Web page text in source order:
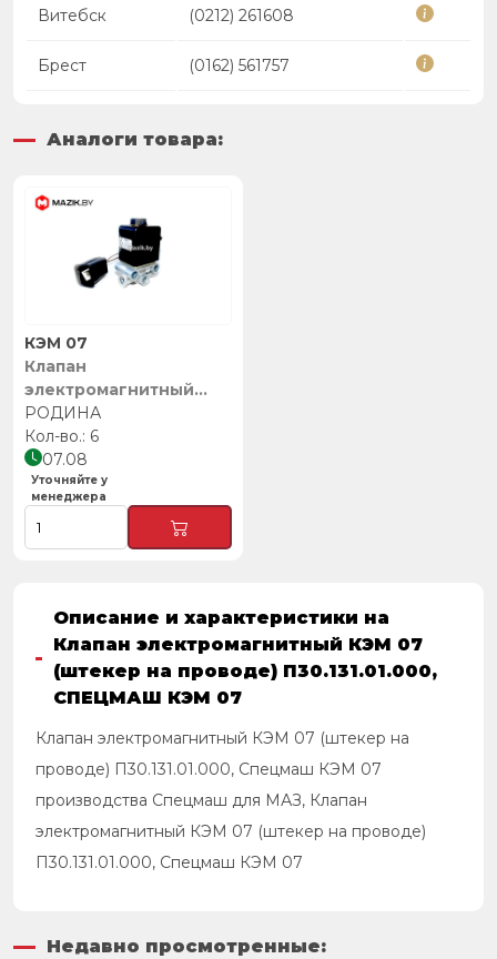
Витебск (0212) 261608
Брест (0162) 561757
Аналоги товара:
Клапан
электромагнитный
КЭМ 07 (штекер на
проводе) П30.131.01.000
(аналог КЭБ-420С-01),
РОДИНА
КЭМ 07
РОДИНА
6
07.08
Уточняйте у
менеджера
Описание и характеристики на
Клапан электромагнитный КЭМ 07
(штекер на проводе) П30.131.01.000,
СПЕЦМАШ КЭМ 07
Клапан электромагнитный КЭМ 07 (штекер на
проводе) П30.131.01.000, Спецмаш КЭМ 07
производства Спецмаш для МАЗ, Клапан
электромагнитный КЭМ 07 (штекер на проводе)
П30.131.01.000, Спецмаш КЭМ 07
Недавно просмотренные: